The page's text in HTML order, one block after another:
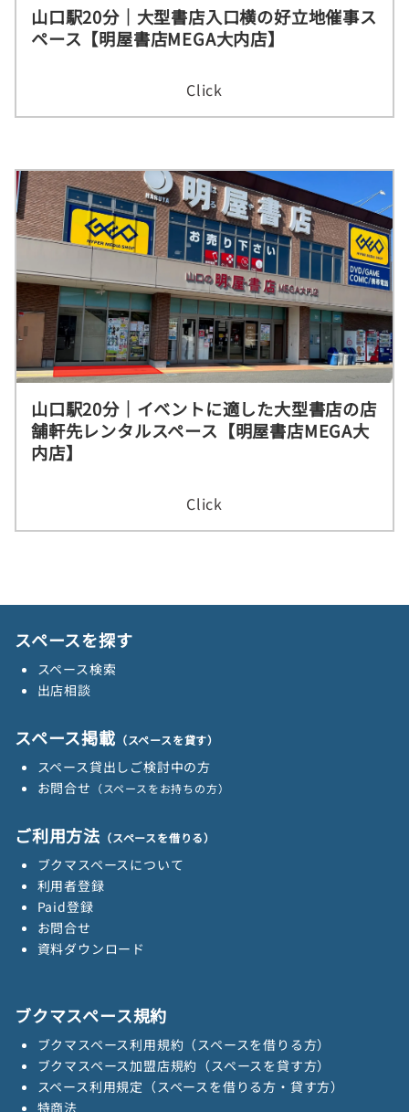
山口駅20分｜大型書店入口横の好立地催事ス
ペース【明屋書店MEGA大内店】
Click
山口駅20分｜イベントに適した大型書店の店
舗軒先レンタルスペース【明屋書店MEGA大
内店】
Click
スペースを探す
スペース検索
出店相談
スペース掲載 （スペースを貸す）
スペース貸出しご検討中の方
お問合せ （スペースをお持ちの方）
ご利用方法 （スペースを借りる）
ブクマスペースについて
利用者登録
Paid登録
お問合せ
資料ダウンロード
ブクマスペース規約
ブクマスペース利用規約（スペースを借りる方）
ブクマスペース加盟店規約（スペースを貸す方）
スペース利用規定（スペースを借りる方・貸す方）
特商法